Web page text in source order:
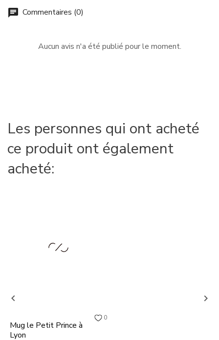
chat Commentaires (0)
Aucun avis n'a été publié pour le moment.
Les personnes qui ont acheté
ce produit ont également
acheté:
0
Mug le Petit Prince à
Lyon
 